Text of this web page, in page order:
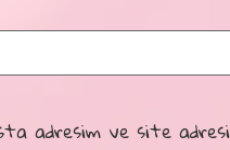
adresim ve site